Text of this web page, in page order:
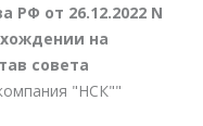
РФ от 26.12.2022 N
на
совета
"НСК""